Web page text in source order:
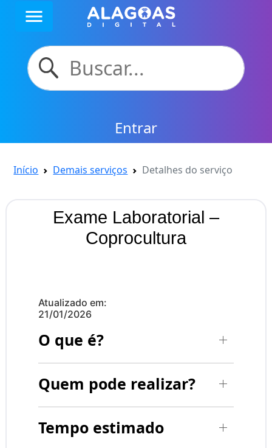
menu
Entrar
Início Demais serviços Detalhes do serviço
Exame Laboratorial –
Coprocultura
Atualizado em:
21/01/2026
O que é?
Quem pode realizar?
Tempo estimado